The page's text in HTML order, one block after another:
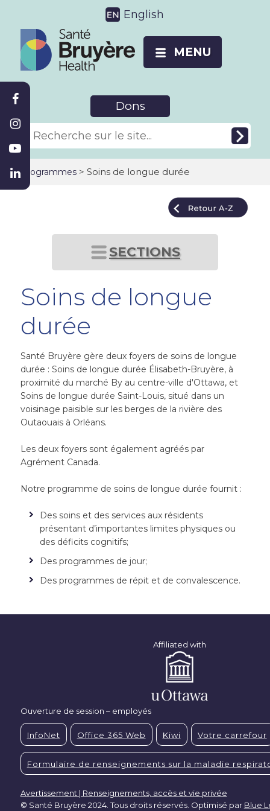
English
MENU
Dons
Programmes> Soins de longue durée
SECTIONS
Soins de longue
durée
Santé Bruyère gère deux foyers de soins de longue
durée : Soins de longue durée Élisabeth-Bruyère, à
proximité du marché By au centre-ville d'Ottawa, et
Soins de longue durée Saint-Louis, situé dans un
voisinage paisible sur les berges de la rivière des
Outaouais à Orléans.
Les deux foyers sont également agréés par
Agrément Canada.
Notre programme de soins de longue durée fournit :
Des soins et des services aux résidents
présentant d’importantes limites physiques ou
des déficits cognitifs;
Des programmes de jour;
Des programmes de répit et de convalescence.
Affiliated with
Ouverture de session – employés
InfoNet Office 365 Web Kiwi Votre carrefour
Formulaire de renseignements sur la maladie
Avertissement | Renseignements, accès et vie privée
© Santé Bruyère 2024. Tous droits réservés. Optimisé par Blue